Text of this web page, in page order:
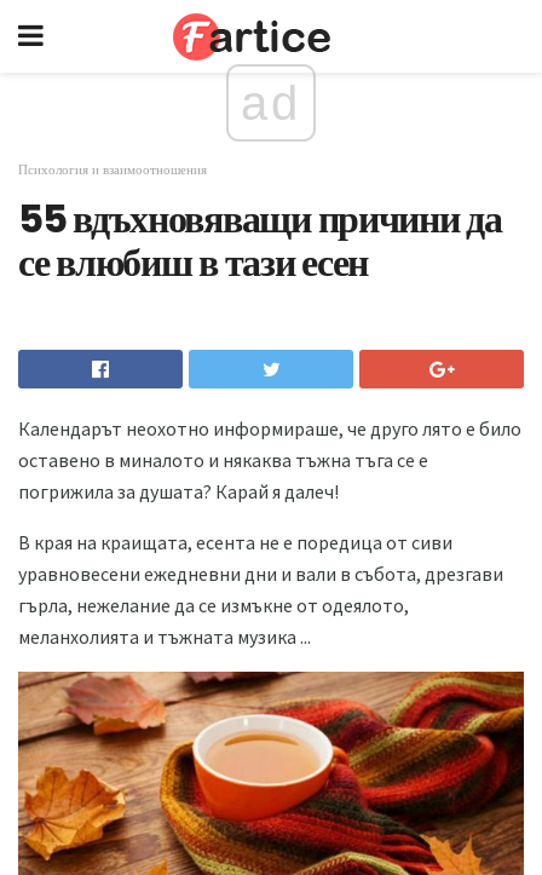
ad
Психология и взаимоотношения
55 вдъхновяващи причини да
се влюбиш в тази есен
Календарът неохотно информираше, че друго лято е било
оставено в миналото и някаква тъжна тъга се е
погрижила за душата? Карай я далеч!
В края на краищата, есента не е поредица от сиви
уравновесени ежедневни дни и вали в събота, дрезгави
гърла, нежелание да се измъкне от одеялото,
меланхолията и тъжната музика ...